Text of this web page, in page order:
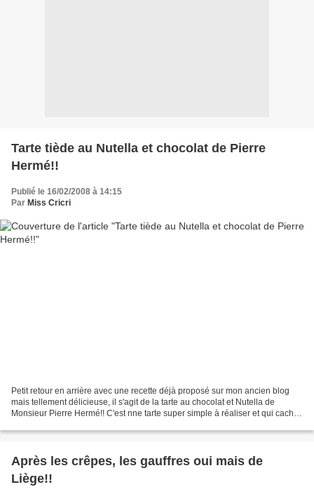
Tarte tiède au Nutella et chocolat de Pierre
Hermé!!
Publié le 16/02/2008 à 14:15
Par Miss Cricri
Petit retour en arrière avec une recette déjà proposé sur mon ancien blog
mais tellement délicieuse, il s'agit de la tarte au chocolat et Nutella de
Monsieur Pierre Hermé!! C'est nne tarte super simple à réaliser et qui cache
Après les crêpes, les gauffres oui mais de
Liège!!